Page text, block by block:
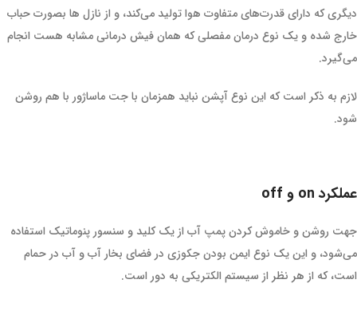
دیگری که دارای قدرت‌های متفاوت هوا تولید می‌کند، و از نازل ها بصورت حباب
خارج شده و یک نوع درمان مفصلی که همان فیش درمانی مشابه هست انجام
می‌گیرد.
لازم به ذکر است که این نوع آپشن نباید همزمان با جت ماساژور با هم روشن
شود.
عملکرد on و off
جهت روشن و خاموش کردن پمپ آب از یک کلید و سنسور پنوماتیک استفاده
می‌شود، و این یک نوع ایمن بودن جکوزی در فضای بخار آب و آب در حمام
است، که از هر نظر از سیستم الکتریکی به دور است.